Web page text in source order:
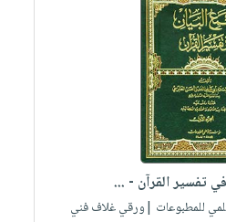
تفسير القرآن - ...
للمطبوعات |ورقي غلاف فني